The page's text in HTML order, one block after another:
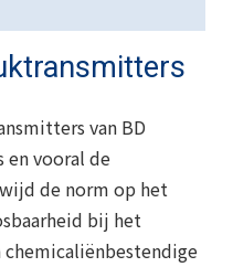
van BD
en vooral de
de norm op het
bij het